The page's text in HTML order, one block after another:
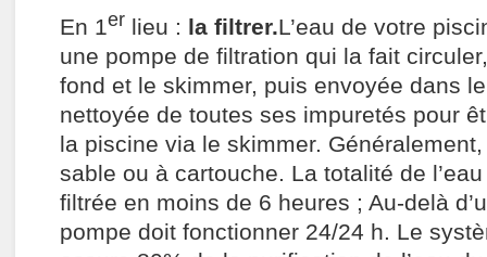
En 1er lieu : la filtrer.L’eau de votre
une pompe de filtration qui la fait
fond et le skimmer, puis envoyée dans
nettoyée de toutes ses impuretés pour
la piscine via le skimmer.
sable ou à cartouche. La totalité de
filtrée en moins de 6 heures ; Au-delà
pompe doit fonctionner 24/24 h. Le